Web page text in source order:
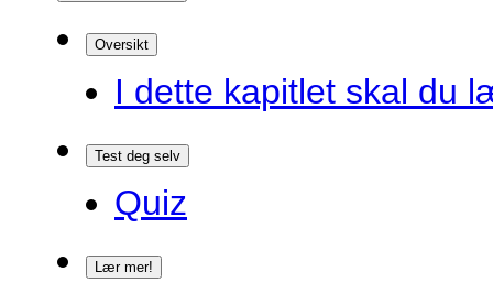
Oversikt
I dette kapitlet skal du
Test deg selv
Quiz
Lær mer!